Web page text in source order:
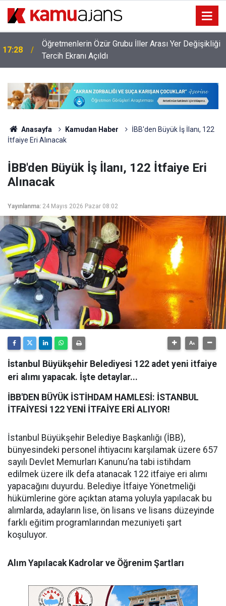
17:28
Öğretmenlerin Özür Grubu İller Arası Yer Değişikliği
Tercih Ekranı Açıldı
Anasayfa Kamudan Haber
İBB'den Büyük İş İlanı, 122
İtfaiye Eri Alınacak
İBB'den Büyük İş İlanı, 122 İtfaiye Eri
Alınacak
Yayınlanma: 24 Mayıs 2026 Pazar 08:02
İstanbul Büyükşehir Belediyesi 122 adet yeni itfaiye
eri alımı yapacak. İşte detaylar...
İBB'DEN BÜYÜK İSTİHDAM HAMLESİ: İSTANBUL
İTFAİYESİ 122 YENİ İTFAİYE ERİ ALIYOR!
​İstanbul Büyükşehir Belediye Başkanlığı (İBB),
bünyesindeki personel ihtiyacını karşılamak üzere 657
sayılı Devlet Memurları Kanunu’na tabi istihdam
edilmek üzere ilk defa atanacak 122 itfaiye eri alımı
yapacağını duyurdu. Belediye İtfaiye Yönetmeliği
hükümlerine göre açıktan atama yoluyla yapılacak bu
alımlarda, adayların lise, ön lisans ve lisans düzeyinde
farklı eğitim programlarından mezuniyeti şart
koşuluyor.
​Alım Yapılacak Kadrolar ve Öğrenim Şartları